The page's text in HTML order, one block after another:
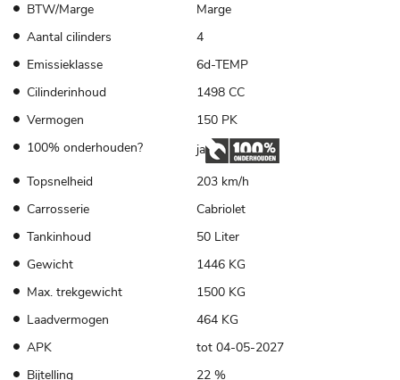
BTW/Marge
Marge
Aantal cilinders
4
Emissieklasse
6d-TEMP
Cilinderinhoud
1498 CC
Vermogen
150 PK
100% onderhouden?
ja
Topsnelheid
203 km/h
Carrosserie
Cabriolet
Tankinhoud
50 Liter
Gewicht
1446 KG
Max. trekgewicht
1500 KG
Laadvermogen
464 KG
APK
tot 04-05-2027
Bijtelling
22 %